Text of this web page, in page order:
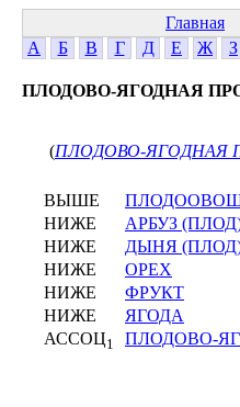
Главная
А
Б В Г Д Е Ж З
ПЛОДОВО-ЯГОДНАЯ
(ПЛОДОВО-ЯГОДНАЯ
ВЫШЕ
НИЖЕ
АРБУЗ
НИЖЕ
ДЫНЯ
НИЖЕ
ОРЕХ
НИЖЕ
ФРУКТ
НИЖЕ
ЯГОДА
АССОЦ1 ПЛОДОВО-